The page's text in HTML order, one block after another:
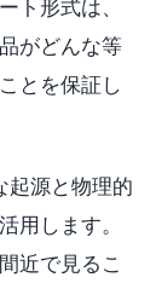
ト形式は、
がどんな等
とを保証し
起源と物理的
用します。
近で見るこ